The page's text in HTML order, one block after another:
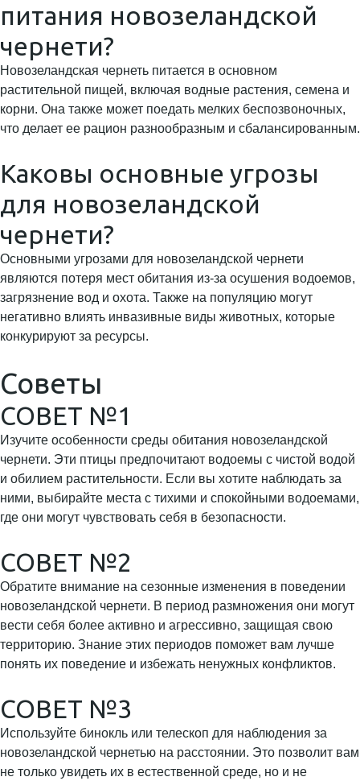
питания новозеландской
чернети?
Новозеландская чернеть питается в основном
растительной пищей, включая водные растения, семена и
корни. Она также может поедать мелких беспозвоночных,
что делает ее рацион разнообразным и сбалансированным.
Каковы основные угрозы
для новозеландской
чернети?
Основными угрозами для новозеландской чернети
являются потеря мест обитания из-за осушения водоемов,
загрязнение вод и охота. Также на популяцию могут
негативно влиять инвазивные виды животных, которые
конкурируют за ресурсы.
Советы
СОВЕТ №1
Изучите особенности среды обитания новозеландской
чернети. Эти птицы предпочитают водоемы с чистой водой
и обилием растительности. Если вы хотите наблюдать за
ними, выбирайте места с тихими и спокойными водоемами,
где они могут чувствовать себя в безопасности.
СОВЕТ №2
Обратите внимание на сезонные изменения в поведении
новозеландской чернети. В период размножения они могут
вести себя более активно и агрессивно, защищая свою
территорию. Знание этих периодов поможет вам лучше
понять их поведение и избежать ненужных конфликтов.
СОВЕТ №3
Используйте бинокль или телескоп для наблюдения за
новозеландской чернетью на расстоянии. Это позволит вам
не только увидеть их в естественной среде, но и не